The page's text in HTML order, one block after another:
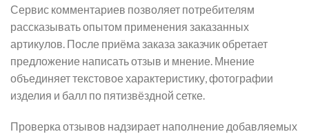
Сервис комментариев позволяет потребителям
рассказывать опытом применения заказанных
артикулов. После приёма заказа заказчик обретает
предложение написать отзыв и мнение. Мнение
объединяет текстовое характеристику, фотографии
изделия и балл по пятизвёздной сетке.
Проверка отзывов надзирает наполнение добавляемых